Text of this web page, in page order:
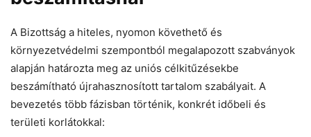
A Bizottság a hiteles, nyomon követhető és
környezetvédelmi szempontból megalapozott szabványok
alapján határozta meg az uniós célkitűzésekbe
beszámítható újrahasznosított tartalom szabályait. A
bevezetés több fázisban történik, konkrét időbeli és
területi korlátokkal: